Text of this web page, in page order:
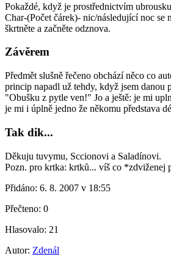
Pokaždé, když je prostřednictvím
Char-(Počet čárek)- nic/následující noc
škrtněte a začněte odznova.
Závěrem
Předmět slušně řečeno obchází něco co
princip napadl už tehdy, když jsem danou
"Obušku z pytle ven!" Jo a ještě: je mi
je mi i úplně jedno že někomu představa
Tak dik...
Děkuju tuvymu, Sccionovi a Saladínovi.
Pozn. pro krtka: krtků... víš co *zdviženej
Přidáno: 6. 8. 2007 v 18:55
Přečteno: 0
Hlasovalo: 21
Autor: Zdenál